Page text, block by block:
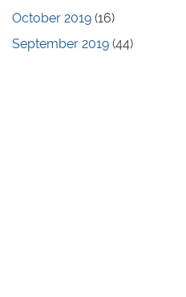
October 2019 (16)
September 2019 (44)